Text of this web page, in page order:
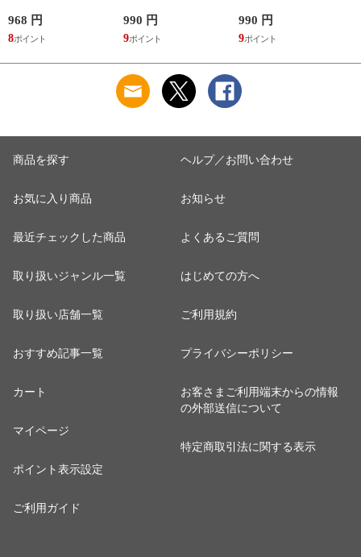
本製 抗菌防臭
968 円
8
スタンダード ノーマ
ルショーツ ML
Wacoal
990 円
9
スタンダード ノーマ
ルショーツ ML
Wacoal
990 円
9
商品を探す
お気に入り商品
最近チェックした商品
取り扱いジャンル一覧
取り扱い店舗一覧
おすすめ記事一覧
カート
マイページ
ポイント表示設定
ご利用ガイド
ヘルプ／お問い合わせ
お知らせ
よくあるご質問
はじめての方へ
ご利用規約
プライバシーポリシー
お客さまご利用端末からの情報
の外部送信について
特定商取引法に関する表示